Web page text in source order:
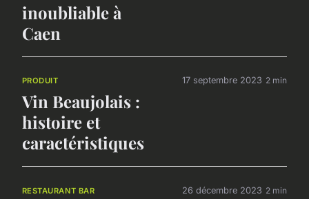
inoubliable à
Caen
PRODUIT
Vin Beaujolais :
histoire et
caractéristiques
17 septembre 2023 2 min
RESTAURANT BAR 26 décembre 2023 2 min